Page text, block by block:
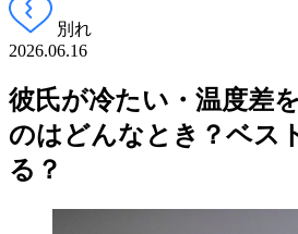
別れ
2026.06.16
彼氏が冷たい・温度差
のはどんなとき？ベス
る？